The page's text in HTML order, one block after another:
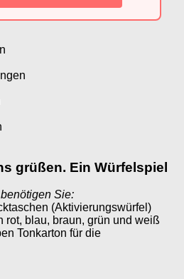
grüßen. Ein Würfelspiel
Sie:
(Aktivierungswürfel)
rot, blau, braun, grün und weiß
Tonkarton für die